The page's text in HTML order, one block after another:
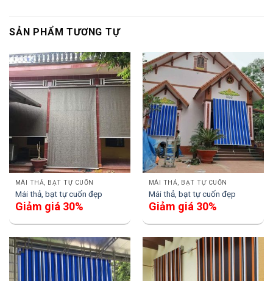
SẢN PHẨM TƯƠNG TỰ
MÁI THẢ, BẠT TỰ CUỐN
Mái thả, bạt tự cuốn đẹp
Giảm giá 30%
MÁI THẢ, BẠT TỰ CUỐN
Mái thả, bạt tự cuốn đẹp
Giảm giá 30%